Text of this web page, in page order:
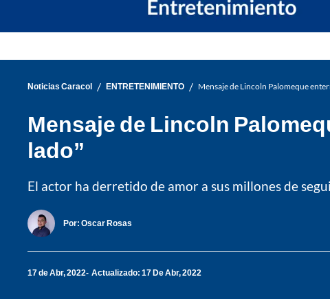
Noticias Caracol / ENTRETENIMIENTO / Mensaje de Lincoln Palomeque
Mensaje de Lincoln
lado”
El actor ha derretido de amor a sus millones de
Por: Oscar Rosas
17 de Abr, 2022 Actualizado: 17 De Abr, 2022